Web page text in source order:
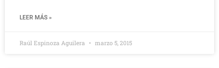
LEER MÁS »
Raúl Espinoza Aguilera marzo 5, 2015